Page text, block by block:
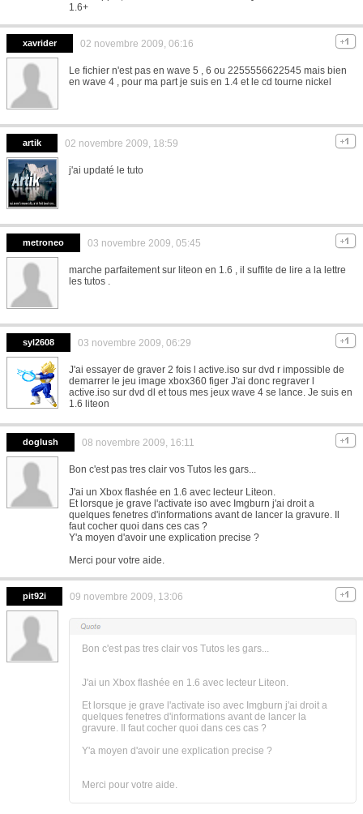
1.6+
xavrider 02 novembre 2009, 06:16
Le fichier n'est pas en wave 5 , 6 ou 2255556622545 mais bien
en wave 4 , pour ma part je suis en 1.4 et le cd tourne nickel
artik 02 novembre 2009, 18:59
j'ai updaté le tuto
metroneo 03 novembre 2009, 05:45
marche parfaitement sur liteon en 1.6 , il suffite de lire a la lettre
les tutos .
syl2608 03 novembre 2009, 06:29
J'ai essayer de graver 2 fois l active.iso sur dvd r impossible de
demarrer le jeu image xbox360 figer J'ai donc regraver l
active.iso sur dvd dl et tous mes jeux wave 4 se lance. Je suis en
1.6 liteon
doglush 08 novembre 2009, 16:11
Bon c'est pas tres clair vos Tutos les gars...
J'ai un Xbox flashée en 1.6 avec lecteur Liteon.
Et lorsque je grave l'activate iso avec Imgburn j'ai droit a
quelques fenetres d'informations avant de lancer la gravure. Il
faut cocher quoi dans ces cas ?
Y'a moyen d'avoir une explication precise ?
Merci pour votre aide.
pit92i 09 novembre 2009, 13:06
Bon c'est pas tres clair vos Tutos les gars...
J'ai un Xbox flashée en 1.6 avec lecteur Liteon.
Et lorsque je grave l'activate iso avec Imgburn j'ai droit a
quelques fenetres d'informations avant de lancer la
gravure. Il faut cocher quoi dans ces cas ?
Y'a moyen d'avoir une explication precise ?
Merci pour votre aide.